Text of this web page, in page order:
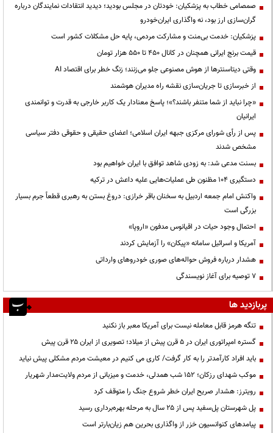
صمصامی خطاب به پزشکیان: خودتان در مجلس بودید؛ دیدید انتقادات نمایندگان درباره
گران‌سازی ارز بود، نه واگذاری ایران‌خودرو
پزشکیان: خدمت بی‌منت و مشارکت مردمی، پایه حل مشکلات کشور است
قیمت‌ برنج ایرانی همچنان در کانال ۴۵۰ تا ۵۵۰ هزار تومان
وقتی دیتاسنترها از هوش مصنوعی جلو می‌زنند؛ زنگ خطر برای اقتصاد AI
از خبرسازی تا جریان‌سازی نقشه راه مدیران هوشمند
«چرا نباید از شما متنفر باشند؟»؛ پاسخ معنادار یک کاربر خارجی به قدرت و توانمندی
ایرانیان
پس از رأی شورای مرکزی جبهه ایران اسلامی؛ اعضای حقیقی و حقوقی دفتر سیاسی
مشخص شدند
بسنت مدعی شد: به زودی شاهد توافق با ایران خواهیم بود
دستگیری ۱۰۴ مظنون طی عملیات‌هایی علیه داعش در ترکیه
واکنش امام جمعه اردبیل به سخنان باقر خرازی: دروغ بستن به رهبری قطعاً جرم بسیار
بزرگی است
احتمال وجود حیات در اقیانوس مدفون «اروپا»
آمریکا و اسرائیل سامانه «پیکان» را آزمایش کردند
هشدار درباره فروش حواله‌های صوری خودروهای وارداتی
۷ توصیه برای آغاز نویسندگی
پربازدید ها
تنگه هرمز قابل معامله نیست برای آمریکا معبر باز نکنید
گستره امپراتوری ایران در ۵ قرن پیش از میلاد؛ تصویری از ایران ۲۵ قرن پیش
باید افراد کارآمدتر را به کار گرفت/ کاری می کنیم در معیشت مردم مشکلی پیش نیاید
موکب شهدای رزکان؛ ۱۵۲ شب همدلی، خدمت و میزبانی از مردم ولایت‌مدار شهریار
رویترز: هشدار صریح ایران خطر شروع جنگ را متوقف کرد
پل شهرستان پل‌سفید پس از ۲۵ سال به مرحله بهره‌برداری رسید
پیامدهای کنوانسیون خزر از واگذاری بحرین هم زیان‌بارتر است